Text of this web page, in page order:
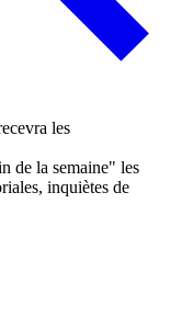
de la semaine" les
inquiètes de